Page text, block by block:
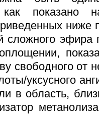
как
ниже
сложного эфира
свободного от
уксусного
в область,